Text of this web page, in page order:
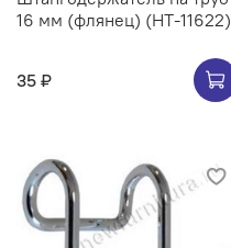
16 мм (флянец) (НТ-11622)
35 ₽